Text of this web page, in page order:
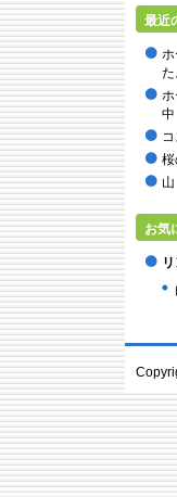
最近
ホ
た
中
桜
お気